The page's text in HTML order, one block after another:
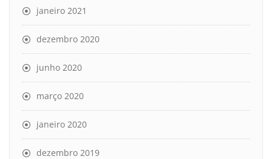
janeiro 2021
dezembro 2020
junho 2020
março 2020
janeiro 2020
dezembro 2019